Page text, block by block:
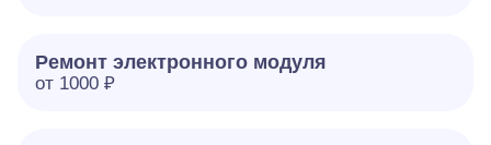
Ремонт электронного модуля
от 1000 ₽